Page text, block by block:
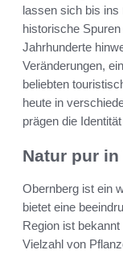
lassen sich bis ins
historische
Jahrhunderte
Veränderungen,
beliebten
heute in
prägen die
Natur pur
Obernberg ist ein
bietet eine
Region ist
Vielzahl von